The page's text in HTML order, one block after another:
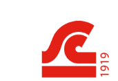
innholdet